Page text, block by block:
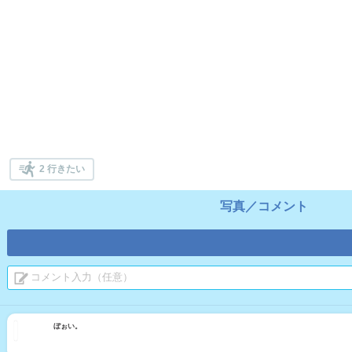
2 行きたい
写真／コメント
ぼぉい。